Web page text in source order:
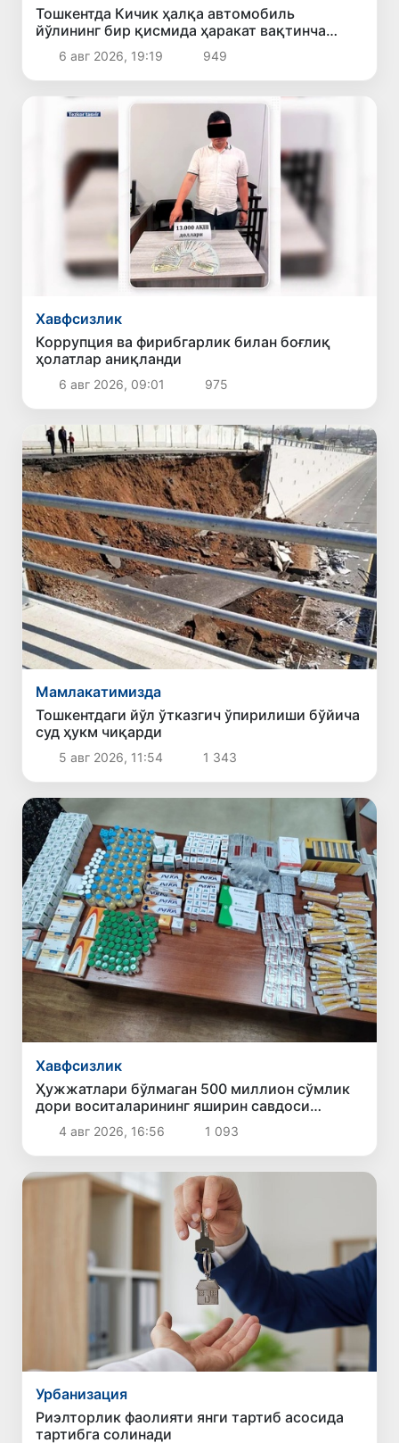
Тошкентда Кичик ҳалқа автомобиль
йўлининг бир қисмида ҳаракат вақтинча
чекланади
6 авг 2026, 19:19 949
Хавфсизлик
Коррупция ва фирибгарлик билан боғлиқ
ҳолатлар аниқланди
6 авг 2026, 09:01 975
Мамлакатимизда
Тошкентдаги йўл ўтказгич ўпирилиши бўйича
суд ҳукм чиқарди
5 авг 2026, 11:54 1 343
Хавфсизлик
Ҳужжатлари бўлмаган 500 миллион сўмлик
дори воситаларининг яширин савдоси
тўхтатилди
4 авг 2026, 16:56 1 093
Урбанизация
Риэлторлик фаолияти янги тартиб асосида
тартибга солинади